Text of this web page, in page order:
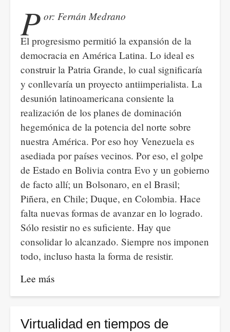
P or: Fernán Medrano
El progresismo permitió la expansión de la
democracia en América Latina. Lo ideal es
construir la Patria Grande, lo cual significaría
y conllevaría un proyecto antiimperialista. La
desunión latinoamericana consiente la
realización de los planes de dominación
hegemónica de la potencia del norte sobre
nuestra América. Por eso hoy Venezuela es
asediada por países vecinos. Por eso, el golpe
de Estado en Bolivia contra Evo y un gobierno
de facto allí; un Bolsonaro, en el Brasil;
Piñera, en Chile; Duque, en Colombia. Hace
falta nuevas formas de avanzar en lo logrado.
Sólo resistir no es suficiente. Hay que
consolidar lo alcanzado. Siempre nos imponen
todo, incluso hasta la forma de resistir.
Lee más
Un
no
Virtualidad en tiempos de